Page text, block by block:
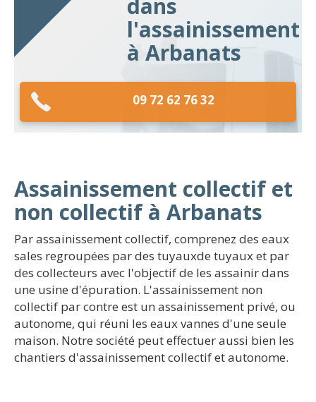
dans
l'assainissement
à Arbanats
09 72 62 76 32
Assainissement collectif et
non collectif à Arbanats
Par assainissement collectif, comprenez des eaux
sales regroupées par des tuyauxde tuyaux et par
des collecteurs avec l'objectif de les assainir dans
une usine d'épuration. L'assainissement non
collectif par contre est un assainissement privé, ou
autonome, qui réuni les eaux vannes d'une seule
maison. Notre société peut effectuer aussi bien les
chantiers d'assainissement collectif et autonome.